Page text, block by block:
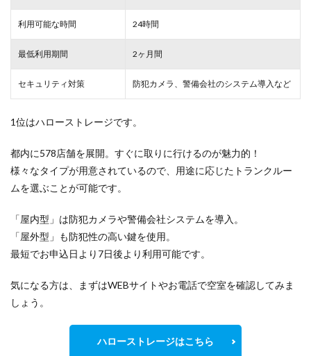
利用可能な時間 24時間
最低利用期間 2ヶ月間
セキュリティ対策 防犯カメラ、警備会社のシステム導入など
1位はハローストレージです。
都内に578店舗を展開。すぐに取りに行けるのが魅力的！
様々なタイプが用意されているので、用途に応じたトランクルー
ムを選ぶことが可能です。
「屋内型」は防犯カメラや警備会社システムを導入。
「屋外型」も防犯性の高い鍵を使用。
最短でお申込日より7日後より利用可能です。
気になる方は、まずはWEBサイトやお電話で空室を確認してみま
しょう。
ハローストレージはこちら